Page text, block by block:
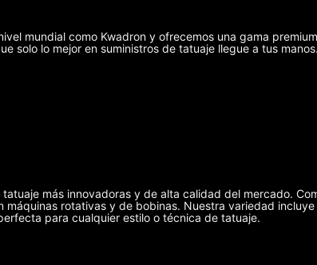
mundial como Kwadron y ofrecemos una gama
solo lo mejor en suministros de tatuaje llegue a tus manos.
más innovadoras y de alta calidad del mercado.
rotativas y de bobinas. Nuestra variedad
para cualquier estilo o técnica de tatuaje.